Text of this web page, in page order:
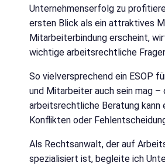
Unternehmenserfolg zu
ersten Blick als ein attraktives
Mitarbeiterbindung erscheint,
wichtige arbeitsrechtliche
So vielversprechend ein ESOP
und Mitarbeiter auch sein mag –
arbeitsrechtliche Beratung kann
Konflikten oder
Als Rechtsanwalt, der auf
spezialisiert ist, begleite ich